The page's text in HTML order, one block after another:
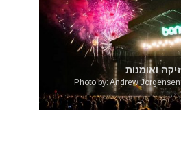
ואומנות
Photo by: Andrew